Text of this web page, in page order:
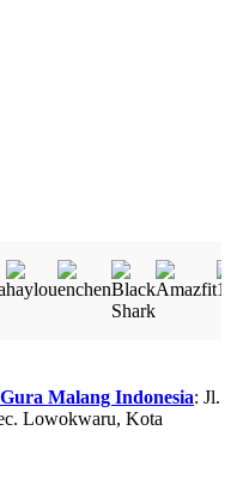
Malang Indonesia: Jl.
Lowokwaru, Kota